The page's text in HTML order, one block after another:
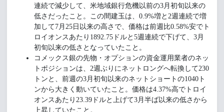
連続で減少して、米地域銀行危機以前の3月初旬以来の
低さだったこと。この間建玉は、0.9%増と2週連続で増
加して7月25日以来の高さで、価格は前週比0.58%安でト
ロイオンスあたり1892.75ドルと5週連続で下げて、3月
初旬以来の低さとなっていたこと。
コメックス銀の先物・オプションの資金運用業者のネッ
トポジションは、2週ぶりにネットロングへ転換して230
トンと、前週の3月初旬以来のネットショートの1040ト
ンから大きく動いていたこと。価格は4.37%高でトロイ
オンスあたり23.39ドルと上げて3月半ば以来の低さから
上昇していたこと。